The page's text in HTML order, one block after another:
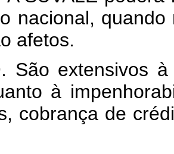
nacional,
afetos.
São extensivos à
à
cobrança de